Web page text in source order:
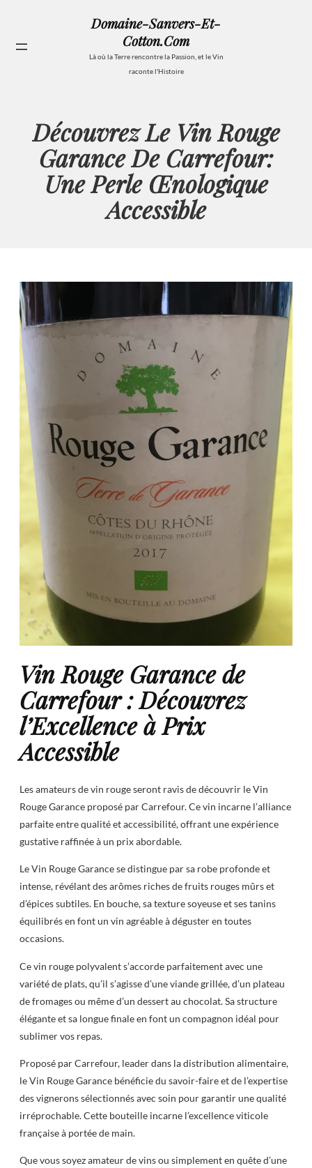
contenu
Domaine-Sanvers-Et-
Cotton.com
Là où la Terre rencontre la Passion, et le Vin
raconte l'Histoire
Découvrez Le Vin Rouge
Garance De Carrefour:
Une Perle Œnologique
Accessible
Vin Rouge Garance de
Carrefour : Découvrez
l’Excellence à Prix
Accessible
Les amateurs de vin rouge seront ravis de découvrir le Vin
Rouge Garance proposé par Carrefour. Ce vin incarne l’alliance
parfaite entre qualité et accessibilité, offrant une expérience
gustative raffinée à un prix abordable.
Le Vin Rouge Garance se distingue par sa robe profonde et
intense, révélant des arômes riches de fruits rouges mûrs et
d’épices subtiles. En bouche, sa texture soyeuse et ses tanins
équilibrés en font un vin agréable à déguster en toutes
occasions.
Ce vin rouge polyvalent s’accorde parfaitement avec une
variété de plats, qu’il s’agisse d’une viande grillée, d’un plateau
de fromages ou même d’un dessert au chocolat. Sa structure
élégante et sa longue finale en font un compagnon idéal pour
sublimer vos repas.
Proposé par Carrefour, leader dans la distribution alimentaire,
le Vin Rouge Garance bénéficie du savoir-faire et de l’expertise
des vignerons sélectionnés avec soin pour garantir une qualité
irréprochable. Cette bouteille incarne l’excellence viticole
française à portée de main.
Que vous soyez amateur de vins ou simplement en quête d’une